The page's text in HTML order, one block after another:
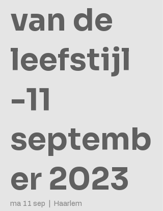
van de
leefstijl
-11
septemb
er 2023
ma 11 sep Haarlem